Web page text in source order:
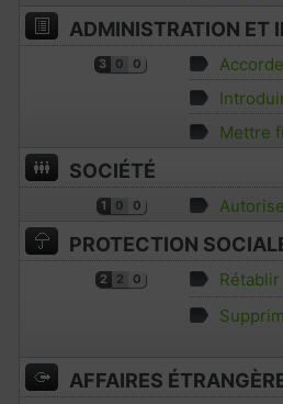
ADMINISTRATION ET
3 0 0
Mettre
SOCIÉTÉ
1 0 0
PROTECTION
2 2 0
AFFAIRES